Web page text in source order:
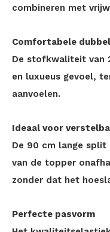
combineren met
Comfortabele
De stofkwaliteit van
en luxueus gevoel,
aanvoelen.
Ideaal voor
De 90 cm lange
van de topper
zonder dat het
Perfecte pasvorm